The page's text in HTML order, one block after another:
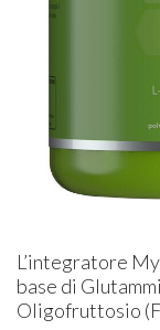
L’integratore
base di
Oligofruttosio